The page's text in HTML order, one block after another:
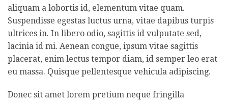
aliquam a lobortis id, elementum vitae quam.
Suspendisse egestas luctus urna, vitae dapibus turpis
ultrices in. In libero odio, sagittis id vulputate sed,
lacinia id mi. Aenean congue, ipsum vitae sagittis
placerat, enim lectus tempor diam, id semper leo erat
eu massa. Quisque pellentesque vehicula adipiscing.
Donec sit amet lorem pretium neque fringilla